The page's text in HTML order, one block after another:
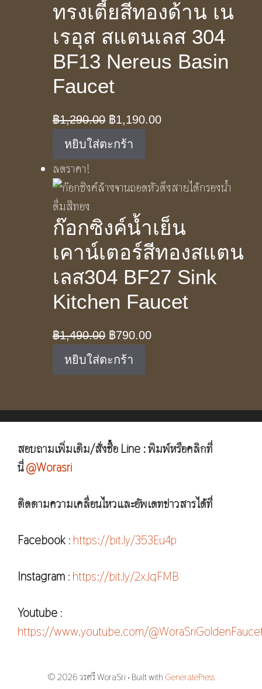
ทรงเตี้ยสีทองด้าน เน
เรอุส สแตนเลส 304
BF13 Nereus Basin
Faucet
฿1,290.00 Original
price
was:
฿1,190.00Current
หยิบใส่ตะกร้า
ลดราคา!
ก๊อกซิงค์น้ำเย็น
เคาน์เตอร์สีทองสแตน
เลส304 BF27 Sink
Kitchen Faucet
฿1,490.00 Original
price
was:
฿790.00Current
หยิบใส่ตะกร้า
สอบถามเพิ่มเติม/สั่งซื้อ Line : พิมพ์หรือคลิกที่
นี่@Worasri
ติดตามความเคลื่อนไหวและอัพเดทข่าวสารได้ที่
Facebook : https://bit.ly/353Eu4p
Instagram : https://bit.ly/2xJqFMB
Youtube :
https://www.youtube.com/
© 2026 วรศรี WoraSri • Built with GeneratePress